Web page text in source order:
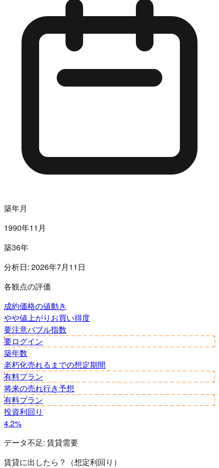
築年月
1990年11月
築36年
分析日: 2026年7月11日
各観点の評価
成約価格の値動き
やや値上がり お買い得度
要注意バブル指数
要ログイン
築年数
老朽化売れるまでの想定期間
有料プラン
将来の売れ行き予想
有料プラン
投資利回り
4.2%
データ不足: 賃貸需要
賃貸に出したら？（想定利回り）